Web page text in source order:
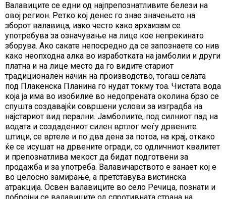
Валавиците се едни од најпрепознатливите белези на
овoј регион. Ретко кој денес го знае значењето на
зборот валавица, иако често како архаизам се
употребува за означување на лице кое непрекинато
зборува. Ако сакате непосредно да се запознаете со нив
како неопходна алка во изработката на јамболии и други
платна и на лице место да го видите стариот
традиционален начин на производство, тогаш селата
под Плакенска Планина го нудат токму тоа. Чистата вода
која ја има во изобилие во недопрената околина брзо се
спушта создавајќи совршени услови за изградба на
најстариот вид перални. Јамболиите, под силниот пад на
водата и создадениот силен вртлог меѓу дрвените
штици, се вртеле и по два дена за потоа, на крај, откако
ќе се исушат на дрвените огради, со одличниот квалитет
и препознатлива мекост да бидат подготвени за
продажба и за употреба. Валавичарството е занает кој е
во целосно замирање, а претставува вистинска
атракција. Освен валавиците во село Речица, познати и